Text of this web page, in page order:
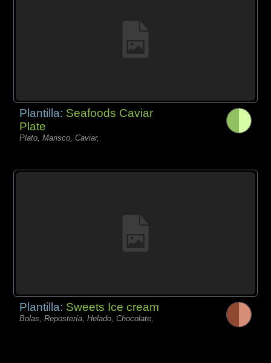
Plantilla: Seafoods Caviar
Plate
Plato, Marisco, Caviar,
Plantilla: Sweets Ice cream
Bolas, Repostería, Helado, Chocolate,